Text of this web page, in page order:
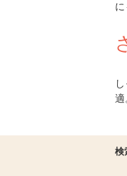
適
検